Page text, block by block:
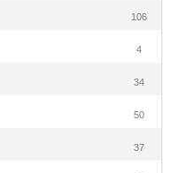
106
4
34
50
37